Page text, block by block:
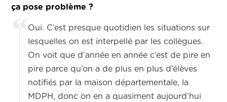
ça pose problème ?
Oui. C’est presque quotidien les situations sur
lesquelles on est interpellé par les collègues.
On voit que d’année en année c’est de pire en
pire parce qu’on a de plus en plus d’élèves
notifiés par la maison départementale, la
MDPH, donc on en a quasiment aujourd’hui